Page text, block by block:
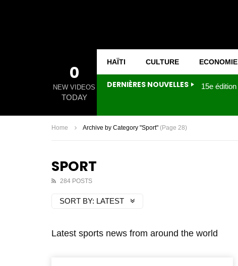
0
NEW VIDEOS
TODAY
HAÏTI CULTURE ECONOMIE
DERNIÈRES NOUVELLES
Home Archive by Category "Sport" (Page 28)
SPORT
284 POSTS
SORT BY: LATEST
Latest sports news from around the world